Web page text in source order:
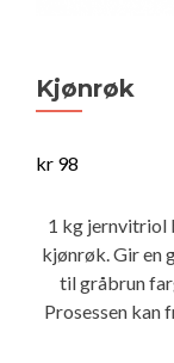
Kjønrøk
kr 98
1 kg jernvitriol
kjønrøk. Gir en
til gråbrun
Prosessen kan